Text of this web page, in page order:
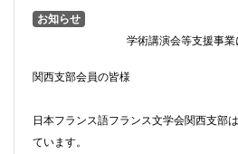
お知らせ
学術講演会等支援事業
関西支部会員の皆様
日本フランス語フランス文学会関西支部
ています。